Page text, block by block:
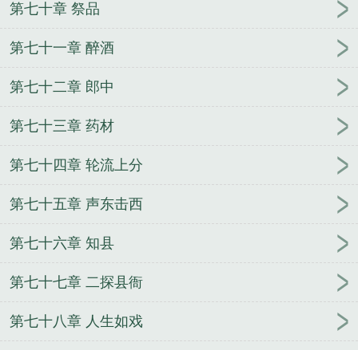
第七十章 祭品
第七十一章 醉酒
第七十二章 郎中
第七十三章 药材
第七十四章 轮流上分
第七十五章 声东击西
第七十六章 知县
第七十七章 二探县衙
第七十八章 人生如戏